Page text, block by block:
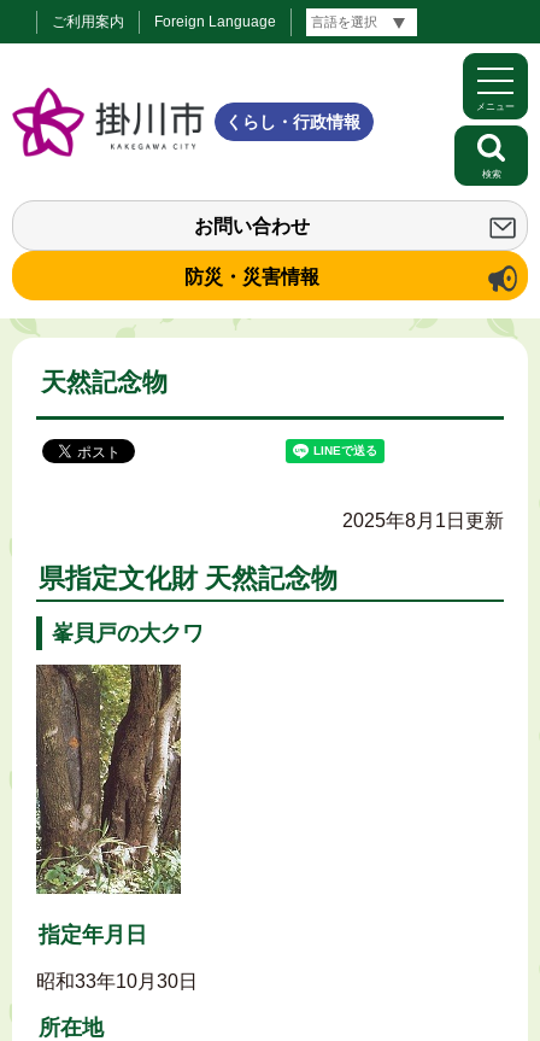
ご利用案内 Foreign Language
くらし・行政情報
お問い合わせ
防災・災害情報
メニュー
検索
天然記念物
2025年8月1日更新
県指定文化財 天然記念物
峯貝戸の大クワ
指定年月日
昭和33年10月30日
所在地